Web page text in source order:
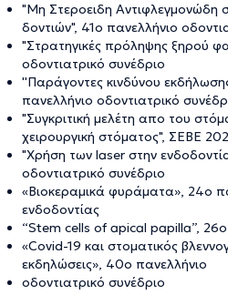
"Μη Στεροειδη Αντιφλεγμονώδη
δοντιών", 41ο πανελλήνιο
"Στρατηγικές πρόληψης ξηρού
οδοντιατρικό συνέδριο
''Παράγοντες κινδύνου
πανελλήνιο οδοντιατρικό
"Συγκριτική μελέτη απο του
χειρουργική στόματος", ΣΕΒΕ
"Χρήση των laser στην
οδοντιατρικό συνέδριο
«Βιοκεραμικά φυράματα», 24ο
ενδοδοντίας
“Stem cells of apical papilla”, 26o
«Covid-19 και στοματικός
εκδηλώσεις», 40ο πανελλήνιο
οδοντιατρικό συνέδριο